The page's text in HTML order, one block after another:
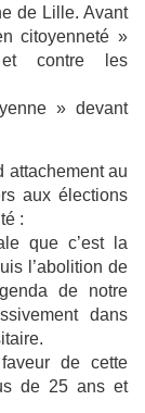
de Lille. Avant
citoyenneté »
contre les
» devant
attachement au
aux élections
:
que c’est la
l’abolition de
de notre
dans
de cette
de 25 ans et